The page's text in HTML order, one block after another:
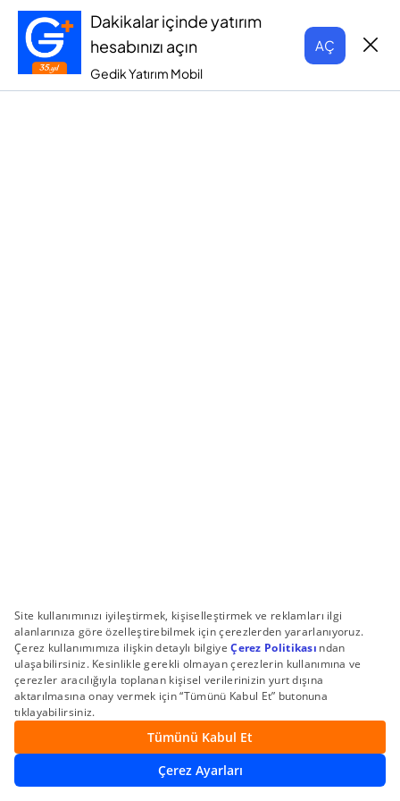
Dakikalar içinde yatırım
hesabınızı açın
Gedik Yatırım Mobil
AÇ